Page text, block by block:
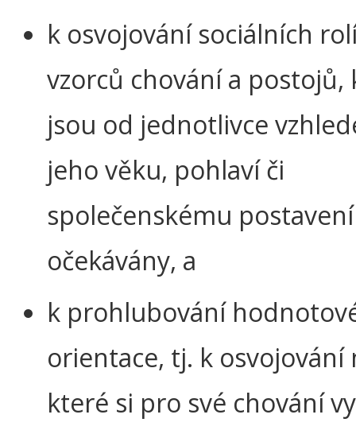
k osvojování sociálních
vzorců chování a postojů,
jsou od jednotlivce
jeho věku, pohlaví či
společenskému postavení
očekávány, a
k prohlubování
orientace, tj. k osvojování
které si pro své chování